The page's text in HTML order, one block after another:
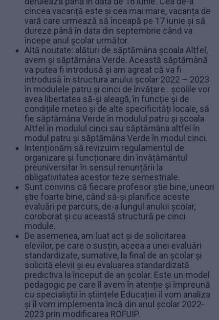
cincea vacanță este și cea mai mare, vacanța de
vară care urmează să înceapă pe 17 iunie și să
dureze până în data din septembrie când va
începe anul școlar următor.
Altă noutate: alături de săptămâna școala Altfel,
avem și săptămâna Verde. Această săptămână
va putea fi introdusă și am agreat că va fi
introdusă în structura anului școlar 2022 – 2023
în modulele patru și cinci de învățare . școlile vor
avea libertatea să-și aleagă, în funcție și de
condițiile meteo și de alte specificități locale, să
fie săptămâna Verde în modulul patru și școala
Altfel în modulul cinci sau săptămâna altfel în
modul patru și săptămâna Verde în modul cinci.
Intenționăm să revizuim regulamentul de
organizare și funcționare din învățământul
preuniversitar în sensul renunțării la
obligativitatea acestor teze semestriale.
Sunt convins că fiecare profesor știe bine, uneori
știe foarte bine, când să-și planifice aceste
evaluări pe parcurs, de-a lungul anului școlar,
coroborat și cu această structură pe cinci
module.
De asemenea, am luat act și de solicitarea
elevilor, pe care o susțin, aceea a unei evaluări
standardizate, sumative, la final de an școlar și
solicită elevii și eu evaluarea standardizată
predictiva la început de an școlar. Este un model
pedagogic pe care îl avem în atenție și împreună
cu specialiștii în științele Educației îl vom analiza
și îl vom implementa încă din anul școlar 2022-
2023 prin modificarea ROFUIP.